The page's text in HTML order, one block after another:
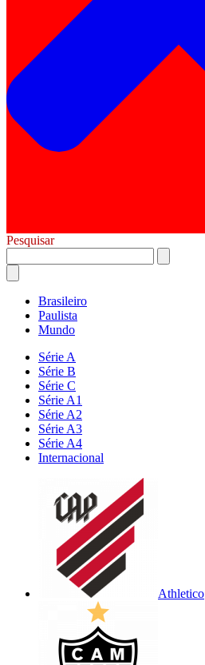
Pesquisar
Brasileiro
Paulista
Mundo
Série A
Série B
Série C
Série A1
Série A2
Série A3
Série A4
Internacional
Athletico